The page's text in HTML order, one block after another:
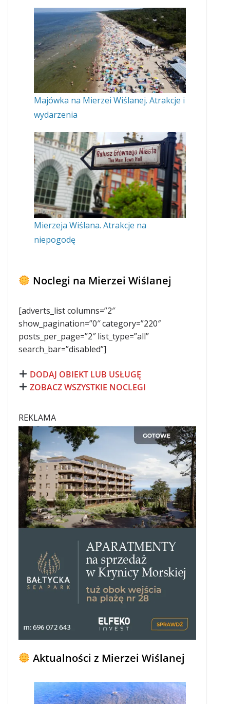
Majówka na Mierzei Wiślanej. Atrakcje i
wydarzenia
Mierzeja Wiślana. Atrakcje na
niepogodę
Noclegi na Mierzei Wiślanej
[adverts_list columns=”2″
show_pagination=”0″ category=”220″
posts_per_page=”2″ list_type=”all”
search_bar=”disabled”]
DODAJ OBIEKT LUB USŁUGĘ
ZOBACZ WSZYSTKIE NOCLEGI
REKLAMA
Aktualności z Mierzei Wiślanej